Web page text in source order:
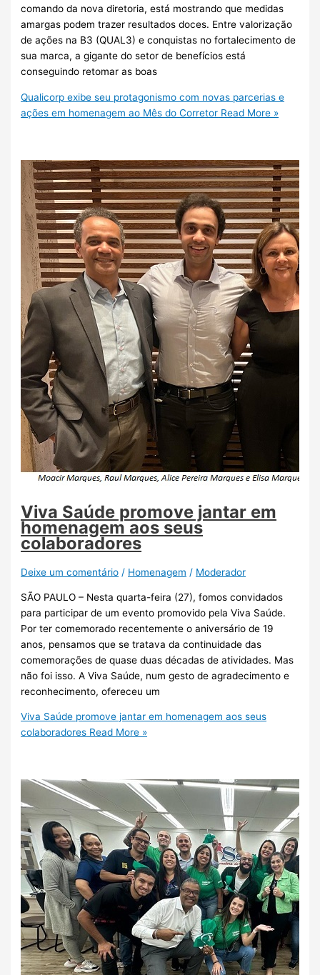
comando da nova diretoria, está mostrando que medidas
amargas podem trazer resultados doces. Entre valorização
de ações na B3 (QUAL3) e conquistas no fortalecimento de
sua marca, a gigante do setor de benefícios está
conseguindo retomar as boas
Qualicorp exibe seu protagonismo com novas parcerias e
ações em homenagem ao Mês do Corretor Read More »
Viva Saúde promove jantar em
homenagem aos seus
colaboradores
Deixe um comentário / Homenagem / Moderador
SÃO PAULO – Nesta quarta-feira (27), fomos convidados
para participar de um evento promovido pela Viva Saúde.
Por ter comemorado recentemente o aniversário de 19
anos, pensamos que se tratava da continuidade das
comemorações de quase duas décadas de atividades. Mas
não foi isso. A Viva Saúde, num gesto de agradecimento e
reconhecimento, ofereceu um
Viva Saúde promove jantar em homenagem aos seus
colaboradores Read More »